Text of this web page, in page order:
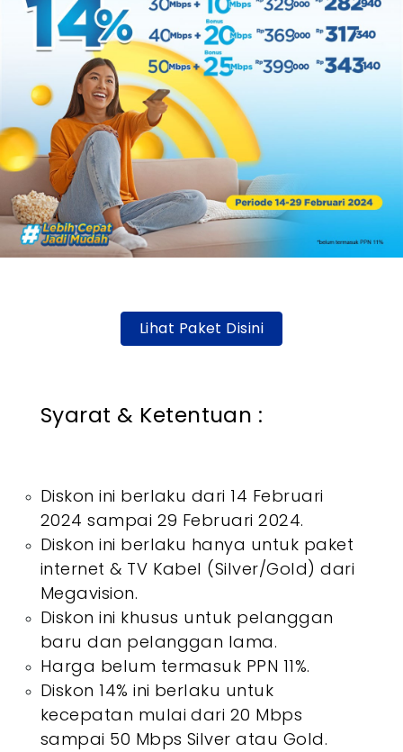
Lihat Paket Disini
Syarat & Ketentuan :
Diskon ini berlaku dari 14 Februari
2024 sampai 29 Februari 2024.
Diskon ini berlaku hanya untuk paket
internet & TV Kabel (Silver/Gold) dari
Megavision.
Diskon ini khusus untuk pelanggan
baru dan pelanggan lama.
Harga belum termasuk PPN 11%.
Diskon 14% ini berlaku untuk
kecepatan mulai dari 20 Mbps
sampai 50 Mbps Silver atau Gold.